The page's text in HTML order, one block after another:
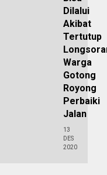
Dilalui
Akibat
Tertutup
Warga
Gotong
Royong
Perbaiki
Jalan
13
DES
2020